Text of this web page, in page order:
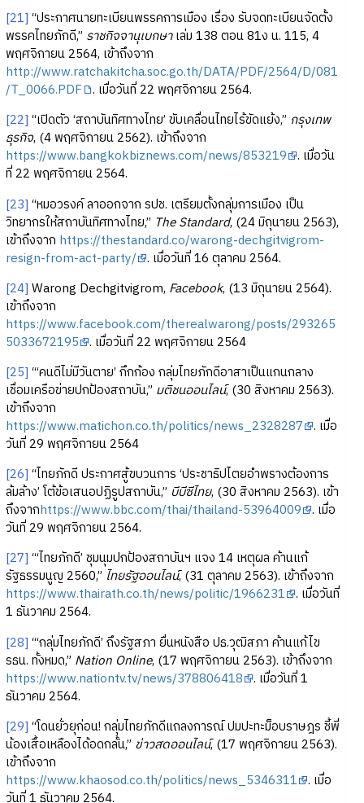
[21] “ประกาศนายทะเบียนพรรคการเมือง เรื่อง รับจดทะเบียนจัดตั้ง
พรรคไทยภักดี,” ราชกิจจานุเบกษาเล่ม 138 ตอน 81ง น. 115, 4
พฤศจิกายน 2564, เข้าถึงจาก
http://www.ratchakitcha.soc.go.th/DATA/PDF/2564/D/081
/T_0066.PDF . เมื่อวันที่ 22 พฤศจิกายน 2564.
[22] “เปิดตัว ‘สถาบันทิศทางไทย’ ขับเคลื่อนไทยไร้ขัดแย้ง,” กรุงเทพ
ธุรกิจ, (4 พฤศจิกายน 2562). เข้าถึงจาก
https://www.bangkokbiznews.com/news/853219 . เมื่อวัน
ที่ 22 พฤศจิกายน 2564.
[23] “หมอวรงค์ ลาออกจาก รปช. เตรียมตั้งกลุ่มการเมือง เป็น
วิทยากรให้สถาบันทิศทางไทย,” The Standard, (24 มิถุนายน 2563),
เข้าถึงจาก https://thestandard.co/warong-dechgitvigrom-
resign-from-act-party/ . เมื่อวันที่ 16 ตุลาคม 2564.
[24] Warong Dechgitvigrom, Facebook, (13 มิถุนายน 2564).
เข้าถึงจาก
https://www.facebook.com/therealwarong/posts/293265
5033672195 . เมื่อวันที่ 22 พฤศจิกายน 2564
[25] “‘คนดีไม่มีวันตาย’ กึกก้อง กลุ่มไทยภักดีอาสาเป็นแกนกลาง
เชื่อมเครือข่ายปกป้องสถาบัน,” มติชนออนไลน์, (30 สิงหาคม 2563).
เข้าถึงจาก
https://www.matichon.co.th/politics/news_2328287 . เมื่อ
วันที่ 29 พฤศจิกายน 2564
[26] “ไทยภักดี ประกาศสู้ขบวนการ ‘ประชาธิปไตยอำพรางต้องการ
ล้มล้าง’ โต้ข้อเสนอปฏิรูปสถาบัน,” บีบีซีไทย, (30 สิงหาคม 2563). เข้า
ถึงจากhttps://www.bbc.com/thai/thailand-53964009 . เมื่อ
วันที่ 29 พฤศจิกายน 2564.
[27] “‘ไทยภักดี’ ชุมนุมปกป้องสถาบันฯ แจง 14 เหตุผล ค้านแก้
รัฐธรรมนูญ 2560,” ไทยรัฐออนไลน์, (31 ตุลาคม 2563). เข้าถึงจาก
https://www.thairath.co.th/news/politic/1966231 . เมื่อวันที่
1 ธันวาคม 2564.
[28] “‘กลุ่มไทยภักดี’ ถึงรัฐสภา ยื่นหนังสือ ปธ.วุฒิสภา ค้านแก้ไข
รธน. ทั้งหมด,” Nation Online, (17 พฤศจิกายน 2563). เข้าถึงจาก
https://www.nationtv.tv/news/378806418 . เมื่อวันที่ 1
ธันวาคม 2564.
[29] “โดนยั่วยุก่อน! กลุ่มไทยภักดีแถลงการณ์ ปมปะทะม็อบราษฎร ชี้พี่
น้องเสื้อเหลืองได้อดกลั้น,” ข่าวสดออนไลน์, (17 พฤศจิกายน 2563).
เข้าถึงจาก
https://www.khaosod.co.th/politics/news_5346311 . เมื่อ
วันที่ 1 ธันวาคม 2564.